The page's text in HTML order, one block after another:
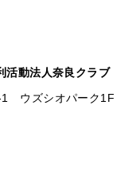
動法人奈良クラブ
1 ウズシオパーク1F